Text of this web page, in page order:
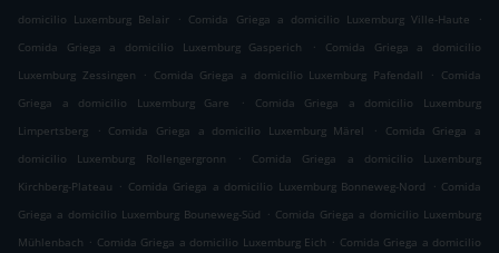
domicilio Luxemburg Belair
. Comida Griega a domicilio Luxemburg Ville-Haute
.
Comida Griega a domicilio Luxemburg Gasperich
.
Comida Griega a domicilio
Luxemburg Zessingen
. Comida Griega a domicilio Luxemburg Pafendall . Comida
Griega a domicilio Luxemburg Gare
.
Comida Griega a domicilio Luxemburg
Limpertsberg
. Comida Griega a domicilio Luxemburg Märel .
Comida Griega a
domicilio Luxemburg Rollengergronn
.
Comida Griega a domicilio Luxemburg
Kirchberg-Plateau . Comida Griega a domicilio Luxemburg Bonneweg-Nord . Comida
Griega a domicilio Luxemburg Bouneweg-Süd . Comida Griega a domicilio Luxemburg
Mühlenbach . Comida Griega a domicilio Luxemburg Eich . Comida Griega a domicilio